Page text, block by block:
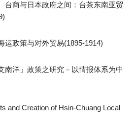
台商与日本政府之间：台茶东南亚贸
运政策与对外贸易(1895-1914)
南洋」政策之研究－以情报体系为中
and Creation of Hsin-Chuang Local